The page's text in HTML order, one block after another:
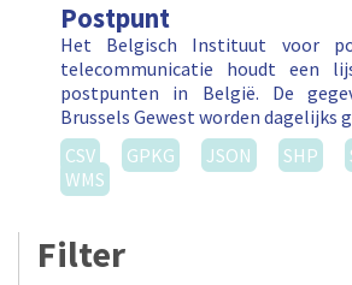
Postpunt
Het Belgisch Instituut voor
telecommunicatie houdt een
postpunten in België. De
Brussels Gewest worden dagelijks
CSV
GPKG JSON SHP
WMS
Filter